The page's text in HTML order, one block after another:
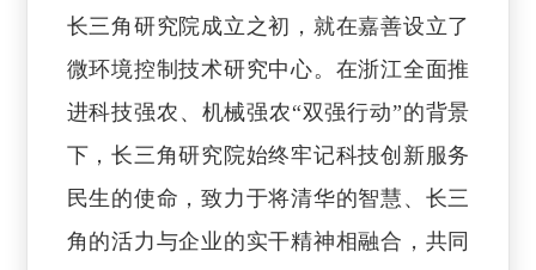
长三角研究院成立之初，就在嘉善设立了
微环境控制技术研究中心。在浙江全面推
进科技强农、机械强农“双强行动”的背景
下，长三角研究院始终牢记科技创新服务
民生的使命，致力于将清华的智慧、长三
角的活力与企业的实干精神相融合，共同